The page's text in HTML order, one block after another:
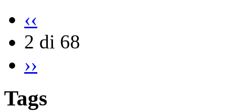
‹‹
2 di 68
››
Tags